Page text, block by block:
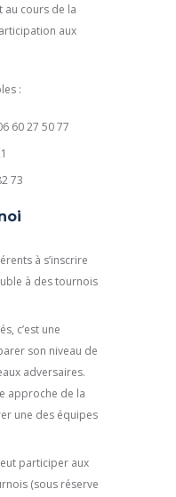
cours de la
aux
:
60 27 50 77
73
à s’inscrire
à des tournois
c’est une
son niveau de
adversaires.
approche de la
une des équipes
participer aux
(sous réserve